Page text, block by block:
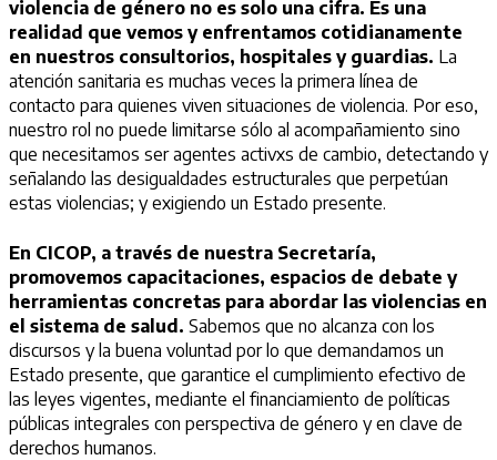
violencia de género no es solo una cifra. Es una
realidad que vemos y enfrentamos cotidianamente
en nuestros consultorios, hospitales y guardias. La
atención sanitaria es muchas veces la primera línea de
contacto para quienes viven situaciones de violencia. Por eso,
nuestro rol no puede limitarse sólo al acompañamiento sino
que necesitamos ser agentes activxs de cambio, detectando y
señalando las desigualdades estructurales que perpetúan
estas violencias; y exigiendo un Estado presente.
En CICOP, a través de nuestra Secretaría,
promovemos capacitaciones, espacios de debate y
herramientas concretas para abordar las violencias en
el sistema de salud. Sabemos que no alcanza con los
discursos y la buena voluntad por lo que demandamos un
Estado presente, que garantice el cumplimiento efectivo de
las leyes vigentes, mediante el financiamiento de políticas
públicas integrales con perspectiva de género y en clave de
derechos humanos.